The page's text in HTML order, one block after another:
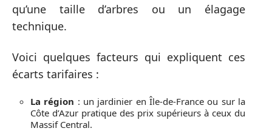
qu’une taille d’arbres ou un élagage
technique.
Voici quelques facteurs qui expliquent ces
écarts tarifaires :
La région : un jardinier en Île-de-France ou sur la
Côte d’Azur pratique des prix supérieurs à ceux du
Massif Central.